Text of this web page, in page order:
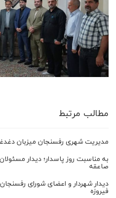
مطالب مرتبط
مدیریت شهری رفسنجان میزبان
صاعقه
دیدار شهردار و اعضای شورای
فیروزه